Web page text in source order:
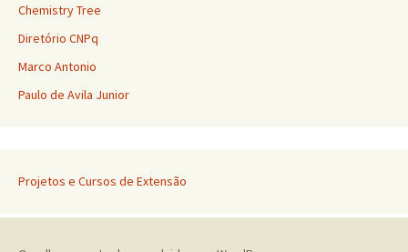
Chemistry Tree
Diretório CNPq
Marco Antonio
Paulo de Avila Junior
Projetos e Cursos de Extensão